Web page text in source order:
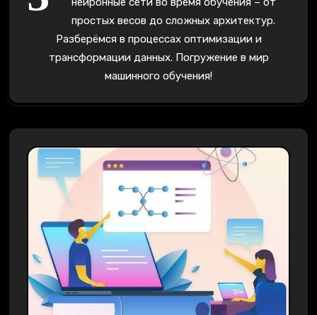
простых весов до сложных архитектур.
Разберёмся в процессах оптимизации и
трансформации данных. Погружение в мир
машинного обучения!